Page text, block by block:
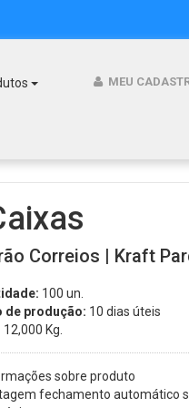
MEU
Correios | Kraft
100 un.
de produção: 10 dias úteis
12,000 Kg.
sobre produto
fechamento automático